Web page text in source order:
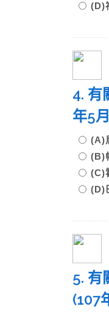
(D)
4. 有
年5
(A)
(B)
(C)
(D)
5. 有
(107